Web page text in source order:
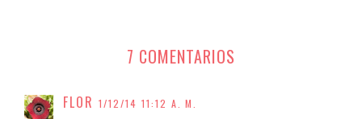
7 COMENTARIOS
FLOR 1/12/14 11:12 A. M.